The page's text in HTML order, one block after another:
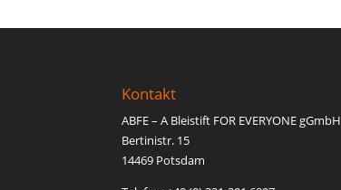
Kontakt
ABFE – A Bleistift FOR EVERYONE gGmbH
Bertinistr. 15
14469 Potsdam